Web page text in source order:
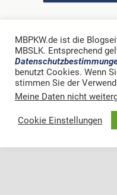
MBPKW.de ist die
MBSLK. Entsprechend
benutzt Cookies. Wenn
stimmen Sie der
Meine Daten nicht
Cookie Einstellungen